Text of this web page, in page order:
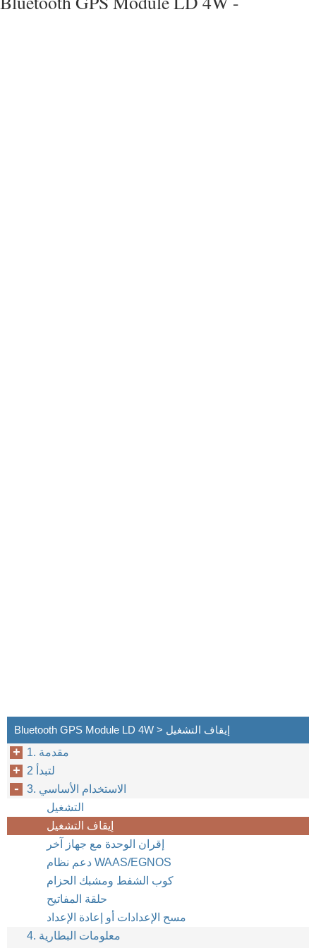
Bluetooth GPS Module LD 4W > إيقاف التشغيل
1. مقدمة
2 لتبدأ
3. الاستخدام الأساسي
التشغيل
إيقاف التشغيل
إقران الوحدة مع جهاز آخر
دعم نظام WAAS/EGNOS
كوب الشفط ومشبك الحزام
حلقة المفاتيح
مسح الإعدادات أو إعادة الإعداد
4. معلومات البطارية